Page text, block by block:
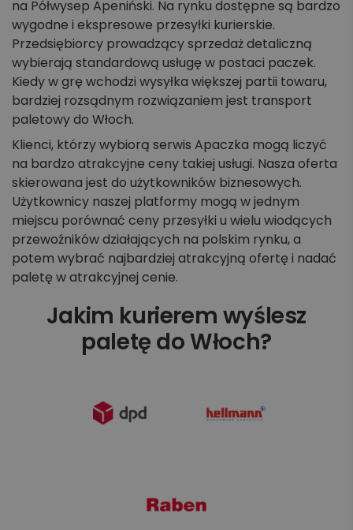
na Półwysep Apeniński. Na rynku dostępne są bardzo
wygodne i ekspresowe przesyłki kurierskie.
Przedsiębiorcy prowadzący sprzedaż detaliczną
wybierają standardową usługę w postaci paczek.
Kiedy w grę wchodzi wysyłka większej partii towaru,
bardziej rozsądnym rozwiązaniem jest transport
paletowy do Włoch.
Klienci, którzy wybiorą serwis Apaczka mogą liczyć
na bardzo atrakcyjne ceny takiej usługi. Nasza oferta
skierowana jest do użytkowników biznesowych.
Użytkownicy naszej platformy mogą w jednym
miejscu porównać ceny przesyłki u wielu wiodących
przewoźników działających na polskim rynku, a
potem wybrać najbardziej atrakcyjną ofertę i nadać
paletę w atrakcyjnej cenie.
Jakim kurierem wyślesz
paletę do Włoch?